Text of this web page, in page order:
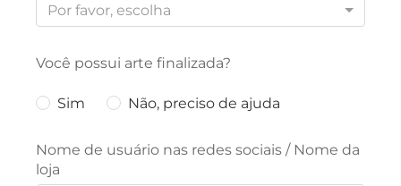
Por favor, escolha
Você possui arte finalizada?
Sim Não, preciso de ajuda
Nome de usuário nas redes sociais / Nome da
loja